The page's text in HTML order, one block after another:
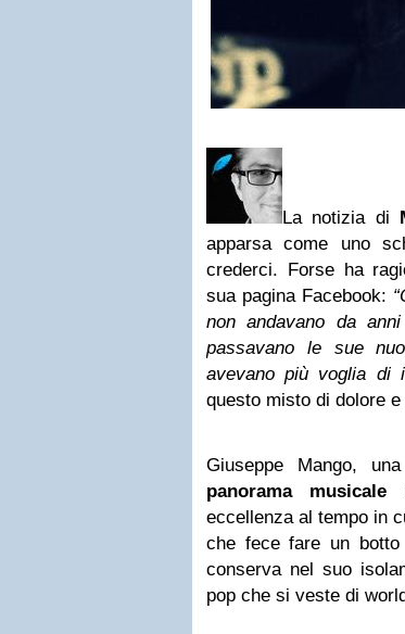
La notizia di
apparsa come uno
crederci. Forse ha
sua pagina Facebook:
non andavano da
passavano le sue
avevano più voglia di
questo misto di dolore e
Giuseppe Mango,
panorama musicale
eccellenza al tempo in
che fece fare un
conserva nel suo
pop che si veste di